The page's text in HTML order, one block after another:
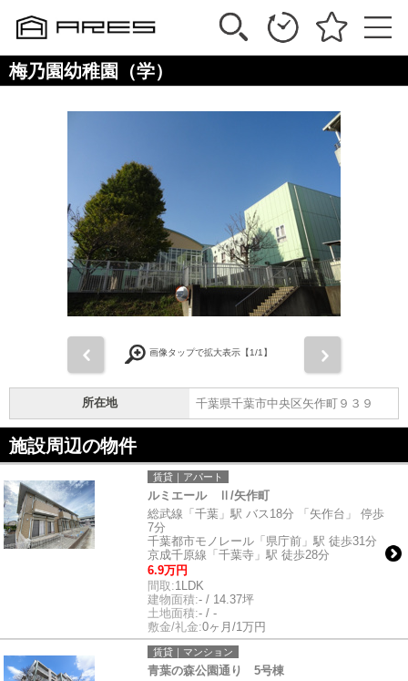
梅乃園幼稚園（学）
画像タップで拡大表示【1/1】
所在地 千葉県千葉市中央区矢作町９３９
施設周辺の物件
賃貸｜アパート
ルミエール Ⅱ/矢作町
総武線「千葉」駅 バス18分 「矢作台」 停歩
7分
千葉都市モノレール「県庁前」駅 徒歩31分
京成千原線「千葉寺」駅 徒歩28分
6.9万円
間取:1LDK
建物面積:- / 14.37坪
土地面積:- / -
敷金/礼金:0ヶ月/1万円
賃貸｜マンション
青葉の森公園通り 5号棟